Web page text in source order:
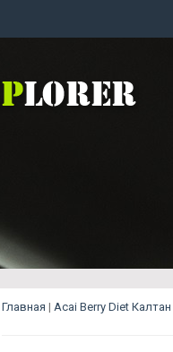
Главная | Acai Berry Diet Калтан